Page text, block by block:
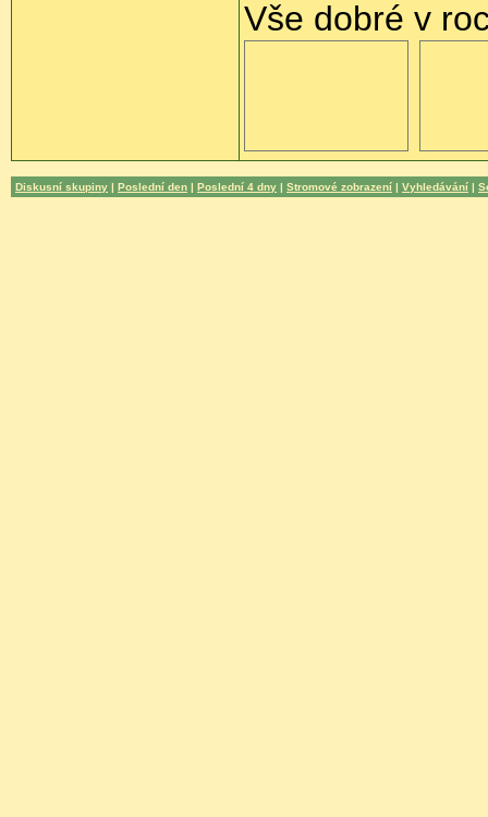
Vše dobré v
Diskusní skupiny | Poslední den | Poslední 4 dny | Stromové zobrazení | Vyhledávání |